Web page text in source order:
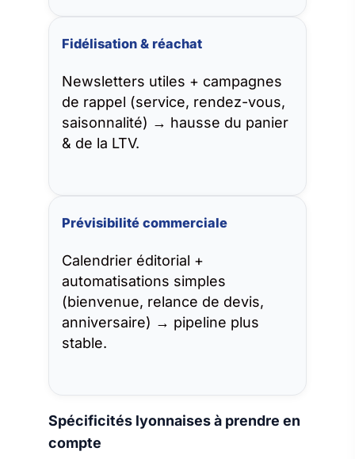
Fidélisation & réachat
Newsletters utiles + campagnes
de rappel (service, rendez-vous,
saisonnalité) → hausse du panier
& de la LTV.
Prévisibilité commerciale
Calendrier éditorial +
automatisations simples
(bienvenue, relance de devis,
anniversaire) → pipeline plus
stable.
Spécificités lyonnaises à prendre en
compte